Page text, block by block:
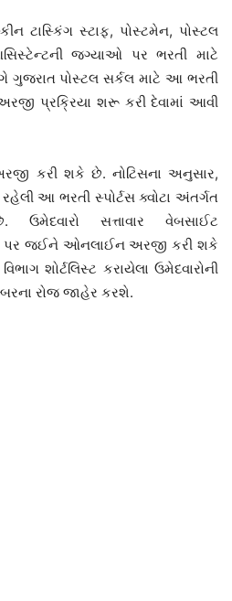
ટાસ્કિંગ સ્ટાફ, પોસ્ટમેન, પોસ્ટલ
જગ્યાઓ પર ભરતી માટે
ગુજરાત પોસ્ટલ સર્કલ માટે આ ભરતી
પ્રક્રિયા શરૂ કરી દેવામાં આવી
કરી શકે છે. નોટિસના અનુસાર,
આ ભરતી સ્પોર્ટસ ક્વોટા અંતર્ગત
સત્તાવાર વેબસાઈટ
પર જઈને ઓનલાઈન અરજી કરી શકે
શોર્ટલિસ્ટ કરાયેલા ઉમેદવારોની
રોજ જાહેર કરશે.